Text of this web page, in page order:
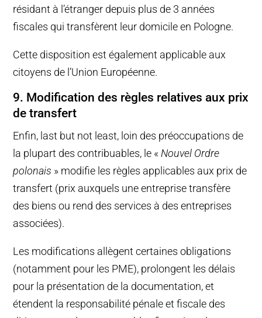
résidant à l’étranger depuis plus de 3 années
fiscales qui transfèrent leur domicile en Pologne.
Cette disposition est également applicable aux
citoyens de l’Union Européenne.
9. Modification des règles relatives aux prix
de transfert
Enfin, last but not least, loin des préoccupations de
la plupart des contribuables, le « Nouvel Ordre
polonais » modifie les règles applicables aux prix de
transfert (prix auxquels une entreprise transfère
des biens ou rend des services à des entreprises
associées).
Les modifications allègent certaines obligations
(notamment pour les PME), prolongent les délais
pour la présentation de la documentation, et
étendent la responsabilité pénale et fiscale des